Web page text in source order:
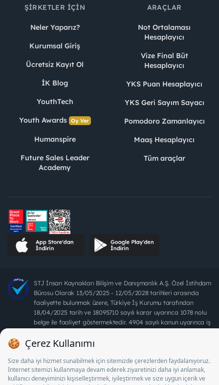
ŞIRKETLER İÇIN
Neler Yaparız?
Kurumsal Giriş
Ücretsiz Kayıt Ol
İK Blog
YouthTech
Youth Awards Oy Ver
Humanspire
Future Sales Leader
Academy
ARAÇLAR
Not Ortalaması
Hesaplayıcı
Vize Final Büt
Hesaplayıcı
YKS Puan Hesaplayıcı
YKS Geri Sayım Sayacı
Pomodoro Zamanlayıcı
Maaş Hesaplayıcı
Tüm araçlar
STJ İnsan Kaynakları Bilişim ve Danışmanlık A.Ş. Özel İstihdam
Bürosu Olarak 13/05/2025 - 12/05/2028 tarihleri arasında
faaliyette bulunmak üzere, Türkiye İş Kurumu tarafından
18/04/2025 tarih ve 18095710 sayılı karar uyarınca 1078 nolu
belge ile faaliyet göstermektedir. 4904 sayılı kanun uyarınca iş